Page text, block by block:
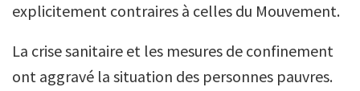
explicitement contraires à celles du Mouvement.
La crise sanitaire et les mesures de confinement
ont aggravé la situation des personnes pauvres.